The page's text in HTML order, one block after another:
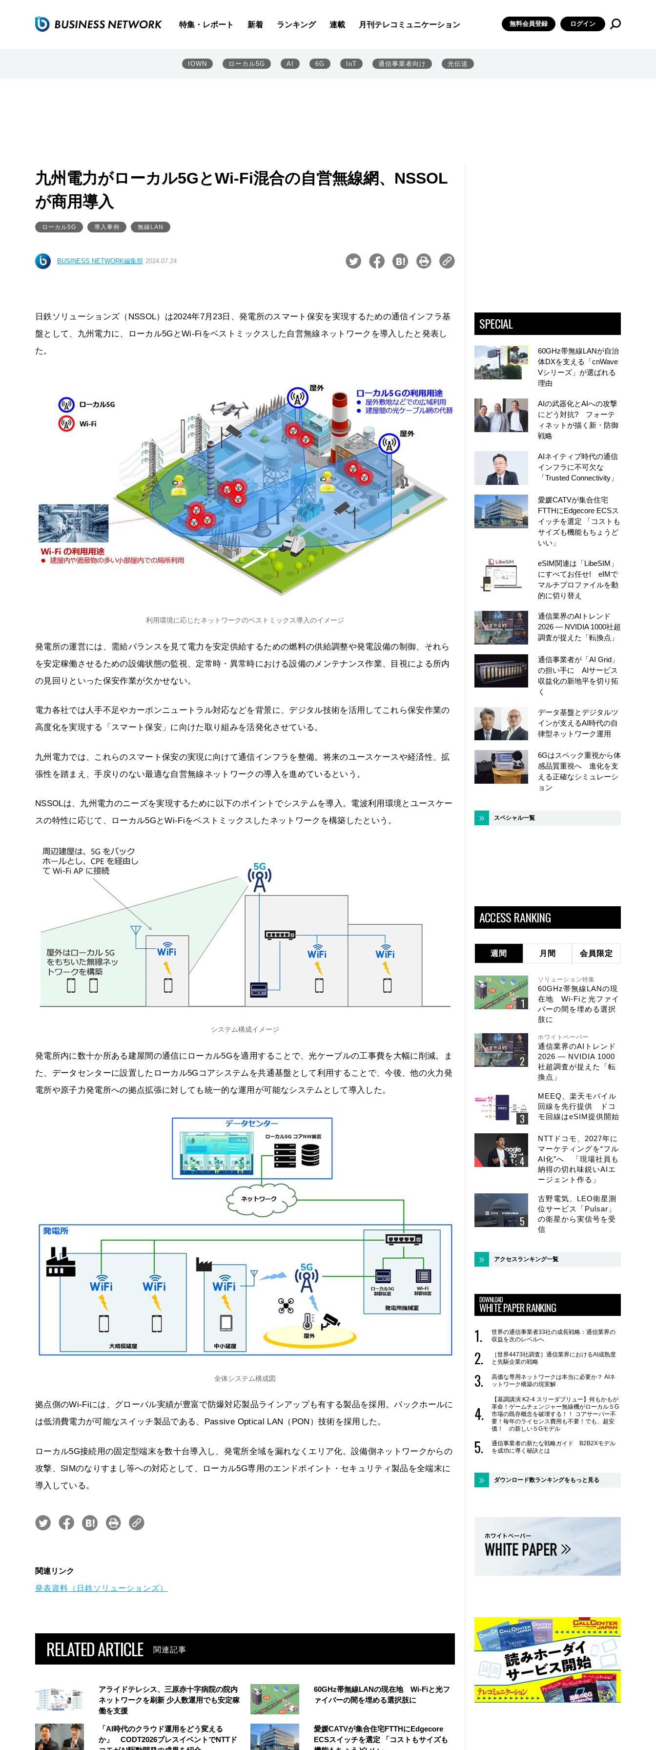
特集・レポート 新着 ランキング 連載 月刊テレコミュニケーション 無料会員登録 ログイン
IOWN ローカル5G AI 6G IoT 通信事業者向け 光伝送
九州電力がローカル5GとWi-Fi混合の自営無線網、NSSOL
が商用導入
ローカル5G 導入事例 無線LAN
BUSINESS NETWORK編集部 2024.07.24
日鉄ソリューションズ（NSSOL）は2024年7月23日、発電所のスマート保安を実現するための通信インフラ基
盤として、九州電力に、ローカル5GとWi-Fiをベストミックスした自営無線ネットワークを導入したと発表し
た。
利用環境に応じたネットワークのベストミックス導入のイメージ
発電所の運営には、需給バランスを見て電力を安定供給するための燃料の供給調整や発電設備の制御、それら
を安定稼働させるための設備状態の監視、定常時・異常時における設備のメンテナンス作業、目視による所内
の見回りといった保安作業が欠かせない。
電力各社では人手不足やカーボンニュートラル対応などを背景に、デジタル技術を活用してこれら保安作業の
高度化を実現する「スマート保安」に向けた取り組みを活発化させている。
九州電力では、これらのスマート保安の実現に向けて通信インフラを整備。将来のユースケースや経済性、拡
張性を踏まえ、手戻りのない最適な自営無線ネットワークの導入を進めているという。
NSSOLは、九州電力のニーズを実現するために以下のポイントでシステムを導入。電波利用環境とユースケー
スの特性に応じて、ローカル5GとWi-Fiをベストミックスしたネットワークを構築したという。
システム構成イメージ
発電所内に数十か所ある建屋間の通信にローカル5Gを適用することで、光ケーブルの工事費を大幅に削減。ま
た、データセンターに設置したローカル5Gコアシステムを共通基盤として利用することで、今後、他の火力発
電所や原子力発電所への拠点拡張に対しても統一的な運用が可能なシステムとして導入した。
全体システム構成図
拠点側のWi-Fiには、グローバル実績が豊富で防爆対応製品ラインアップも有する製品を採用。バックホールに
は低消費電力が可能なスイッチ製品である、Passive Optical LAN（PON）技術を採用した。
ローカル5G接続用の固定型端末を数十台導入し、発電所全域を漏れなくエリア化。設備側ネットワークからの
攻撃、SIMのなりすまし等への対応として、ローカル5G専用のエンドポイント・セキュリティ製品を全端末に
導入している。
関連リンク
発表資料（日鉄ソリューションズ）
RELATED ARTICLE 関連記事
アライドテレシス、三原赤十字病院の院内
ネットワークを刷新 少人数運用でも安定稼
働を支援
60GHz帯無線LANの現在地 Wi-Fiと光フ
ァイバーの間を埋める選択肢に
「AI時代のクラウド運用をどう変える
か」 CODT2026プレスイベントでNTTド
愛媛CATVが集合住宅FTTHにEdgecore
ECSスイッチを選定 「コストもサイズも
SPECIAL
60GHz帯無線LANが自治
体DXを支える「cnWave
Vシリーズ」が選ばれる
理由
AIの武器化とAIへの攻撃
にどう対抗? フォーテ
ィネットが描く新・防御
戦略
AIネイティブ時代の通信
インフラに不可欠な
「Trusted Connectivity」
愛媛CATVが集合住宅
FTTHにEdgecore ECSス
イッチを選定 「コストも
サイズも機能もちょうど
いい」
eSIM関連は「LibeSIM」
にすべてお任せ! eIMで
マルチプロファイルを動
的に切り替え
通信業界のAIトレンド
2026 ― NVIDIA 1000社超
調査が捉えた「転換点」
通信事業者が「AI Grid」
の担い手に AIサービス
収益化の新地平を切り拓
く
データ基盤とデジタルツ
インが支えるAI時代の自
律型ネットワーク運用
6Gはスペック重視から体
感品質重視へ 進化を支
える正確なシミュレーシ
ョン
スペシャル一覧
ACCESS RANKING
週間 月間 会員限定
ソリューション特集
60GHz帯無線LANの現
在地 Wi-Fiと光ファイ
バーの間を埋める選択
肢に
ホワイトペーパー
通信業界のAIトレンド
2026 ― NVIDIA 1000
社超調査が捉えた「転
換点」
MEEQ、楽天モバイル
回線を先行提供 ドコ
モ回線はeSIM提供開始
NTTドコモ、2027年に
マーケティングを“フル
AI化”へ 「現場社員も
納得の切れ味鋭いAIエ
ージェント作る」
古野電気、LEO衛星測
位サービス「Pulsar」
の衛星から実信号を受
信
アクセスランキング一覧
DOWNLOAD
WHITE PAPER RANKING
世界の通信事業者33社の成長戦略：通信業界の
収益を次のレベルへ
［世界4473社調査］通信業界におけるAI成熟度
と先駆企業の戦略
高価な専用ネットワークは本当に必要か？ AIネ
ットワーク構築の現実解
【基調講演 K2-4 スリーダブリュー】何もかもが
革命！ゲームチェンジャー無線機がローカル５G
市場の既存概念を破壊する！！ コアサーバー不
要！毎年のライセンス費用も不要！でも、超安
価！ の新しい５Gモデル
通信事業者の新たな戦略ガイド B2B2Xモデル
を成功に導く秘訣とは
ダウンロード数ランキングをもっと見る